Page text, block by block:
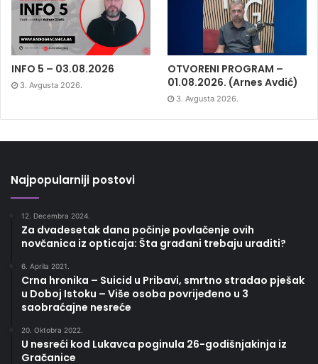
INFO 5 – 03.08.2026
3. Avgusta 2026.
OTVORENI PROGRAM –
01.08.2026. (Arnes Avdić)
3. Avgusta 2026.
Najpopularniji postovi
12. Decembra 2024.
Za dvadesetak dana počinje povlačenje ovih
novčanica iz opticaja: Šta građani trebaju uraditi?
6. Aprila 2021.
Crna hronika – Suicid u Pribavi, smrtno stradao pješak
u Doboj Istoku – Više osoba povrijeđeno u 3
saobraćajne nesreće
20. Oktobra 2022.
U nesreći kod Lukavca poginula 26-godišnjakinja iz
Gračanice